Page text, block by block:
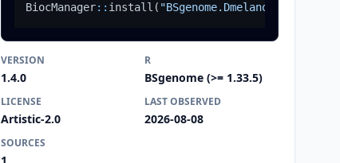
BiocManager:: install (
VERSION
1.4.0
R
BSgenome (>= 1.33.5)
LICENSE
Artistic-2.0
LAST OBSERVED
2026-08-08
SOURCES